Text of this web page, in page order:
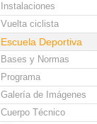
Instalaciones
Vuelta ciclista
Escuela Deportiva
Bases y Normas
Programa
Galería de Imágenes
Cuerpo Técnico